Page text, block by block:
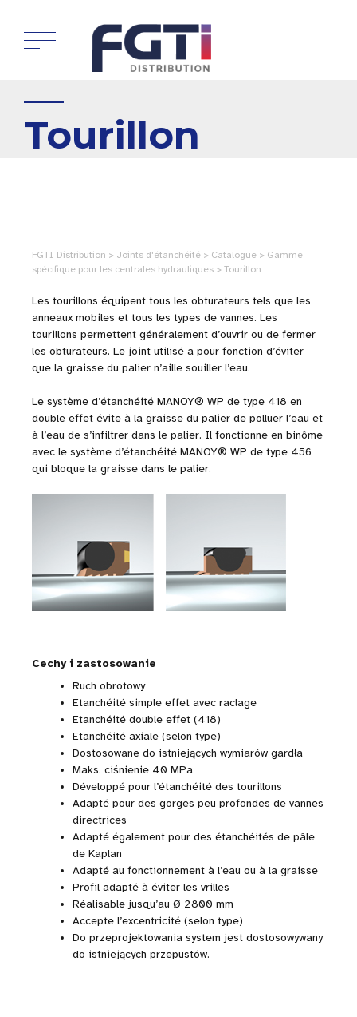
Tourillon
FGTI-Distribution > Joints d'étanchéité > Catalogue > Gamme
spécifique pour les centrales hydrauliques > Tourillon
Les tourillons équipent tous les obturateurs tels que les
anneaux mobiles et tous les types de vannes. Les
tourillons permettent généralement d’ouvrir ou de fermer
les obturateurs. Le joint utilisé a pour fonction d’éviter
que la graisse du palier n’aille souiller l’eau.
Le système d’étanchéité MANOY® WP de type 418 en
double effet évite à la graisse du palier de polluer l’eau et
à l’eau de s’infiltrer dans le palier. Il fonctionne en binôme
avec le système d’étanchéité MANOY® WP de type 456
qui bloque la graisse dans le palier.
Cechy i zastosowanie
Ruch obrotowy
Etanchéité simple effet avec raclage
Etanchéité double effet (418)
Etanchéité axiale (selon type)
Dostosowane do istniejących wymiarów gardła
Maks. ciśnienie 40 MPa
Développé pour l’étanchéité des tourillons
Adapté pour des gorges peu profondes de vannes
directrices
Adapté également pour des étanchéités de pâle
de Kaplan
Adapté au fonctionnement à l’eau ou à la graisse
Profil adapté à éviter les vrilles
Réalisable jusqu’au Ø 2800 mm
Accepte l’excentricité (selon type)
Do przeprojektowania system jest dostosowywany
do istniejących przepustów.